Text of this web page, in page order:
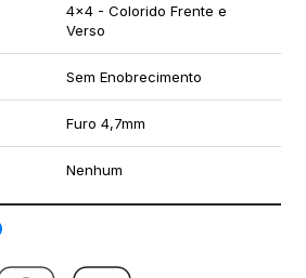
4x4 - Colorido Frente e
Verso
Sem Enobrecimento
Furo 4,7mm
Nenhum
Saiba como utilizar os nossos gabaritos